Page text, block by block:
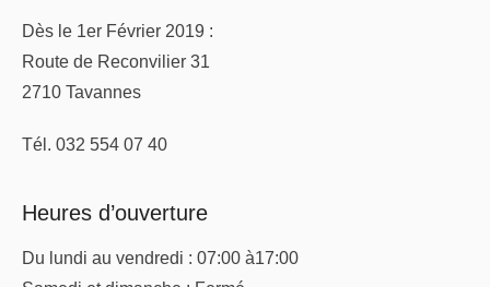
Dès le 1er Février 2019 :
Route de Reconvilier 31
2710 Tavannes
Tél. 032 554 07 40
Heures d’ouverture
Du lundi au vendredi : 07:00 à17:00